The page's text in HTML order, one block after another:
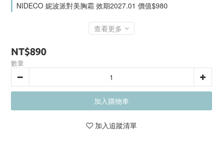
NIDECO 妮波派對美胸霜 效期2027.01 價值$980
查看更多
NT$890
數量
加入購物車
加入追蹤清單